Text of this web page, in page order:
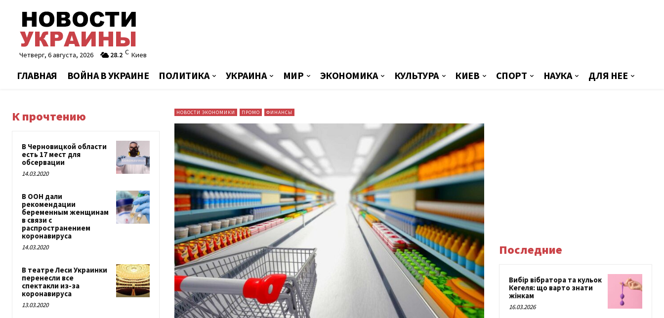
Четверг, 6 августа, 2026 28.2 C Киев
ГЛАВНАЯ ВОЙНА В УКРАИНЕ ПОЛИТИКА УКРАИНА МИР ЭКОНОМИКА КУЛЬТУРА КИЕВ СПОРТ НАУКА ДЛЯ НЕЕ
К прочтению
В Черновицкой области
есть 17 мест для
обсервации
14.03.2020
В ООН дали
рекомендации
беременным женщинам
в связи с
распространением
коронавируса
14.03.2020
В театре Леси Украинки
перенесли все
спектакли из-за
коронавируса
13.03.2020
НОВОСТИ ЭКОНОМИКИ ПРОМО ФИНАНСЫ
Последние
Вибір вібратора та кульок
Кегеля: що варто знати
жінкам
16.03.2026